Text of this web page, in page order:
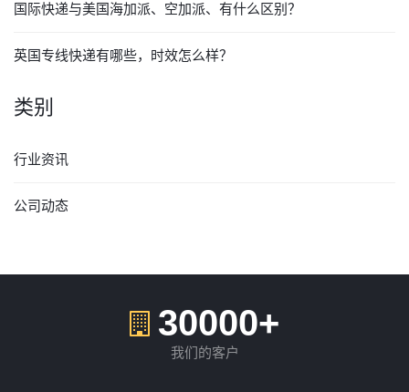
国际快递与美国海加派、空加派、有什么区别？
英国专线快递有哪些，时效怎么样？
类别
行业资讯
公司动态
30000+
我们的客户